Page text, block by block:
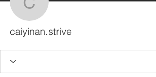
caiyinan.strive
caiyinan.strive